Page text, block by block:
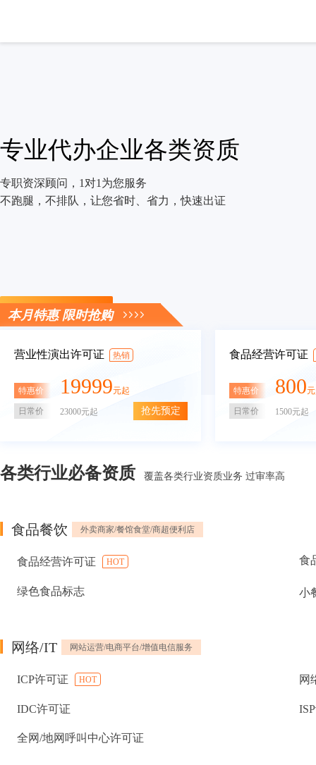
专业代办企业各类资质
专职资深顾问，1对1为您服务
不跑腿，不排队，让您省时、省力，快速出证
立即咨询
本月特惠 限时抢购
营业性演出许可证 热销
特惠价 19999元起
日常价 23000元起 抢先预定
食品经营许可证
特惠价 800
日常价 1500元起
各类行业必备资质 覆盖各类行业资质业务 过审率高
食品餐饮 外卖商家/餐馆食堂/商超便利店
食品经营许可证 HOT 食
绿色食品标志 小
网络/IT 网站运营/电商平台/增值电信服务
ICP许可证 HOT 网
IDC许可证
全网/地网呼叫中心许可证